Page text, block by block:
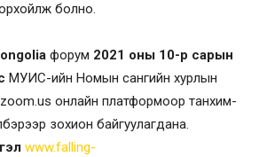
болно.
форум 2021 оны 10-р сарын
МУИС-ийн Номын сангийн хурлын
онлайн платформоор танхим-
зохион байгуулагдана.
www.falling-